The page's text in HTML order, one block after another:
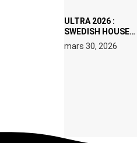
ULTRA 2026 :
SWEDISH HOUSE
MAFIA RETROUVE
ERIC PRYDZ DANS
mars 30, 2026